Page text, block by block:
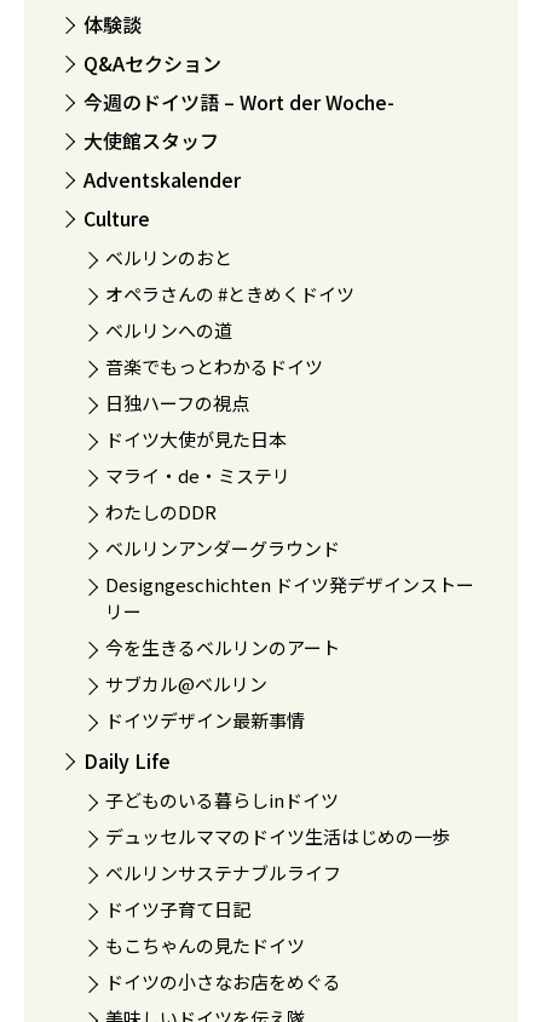
体験談
Q&Aセクション
今週のドイツ語 – Wort der Woche-
大使館スタッフ
Adventskalender
Culture
ベルリンのおと
オペラさんの #ときめくドイツ
ベルリンへの道
音楽でもっとわかるドイツ
日独ハーフの視点
ドイツ大使が見た日本
マライ・de・ミステリ
わたしのDDR
ベルリンアンダーグラウンド
Designgeschichten ドイツ発デザインストー
リー
今を生きるベルリンのアート
サブカル@ベルリン
ドイツデザイン最新事情
Daily Life
子どものいる暮らしinドイツ
デュッセルママのドイツ生活はじめの一歩
ベルリンサステナブルライフ
ドイツ子育て日記
もこちゃんの見たドイツ
ドイツの小さなお店をめぐる